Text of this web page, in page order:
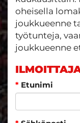
oheisella
joukkueenne
työtunteja,
joukkueenne
* Etunimi